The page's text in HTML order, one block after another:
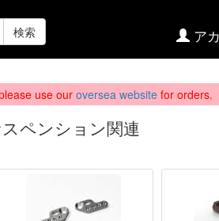
検索 ア
use our oversea website for orders.
ペンション関連